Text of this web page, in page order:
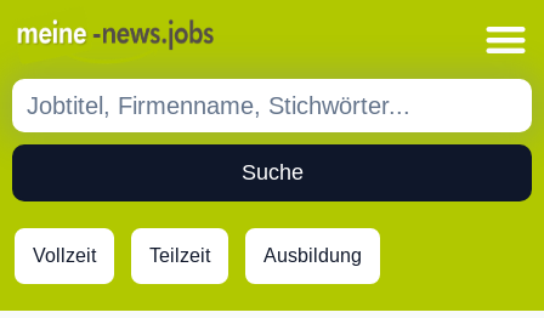
Suche
Vollzeit Teilzeit Ausbildung